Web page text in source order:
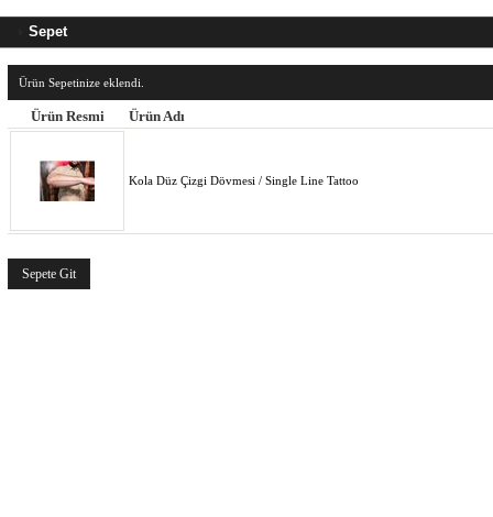
Sepet
Ürün Sepetinize eklendi.
Ürün Resmi Ürün Adı
Kola Düz Çizgi Dövmesi / Single Line Tattoo
Sepete Git